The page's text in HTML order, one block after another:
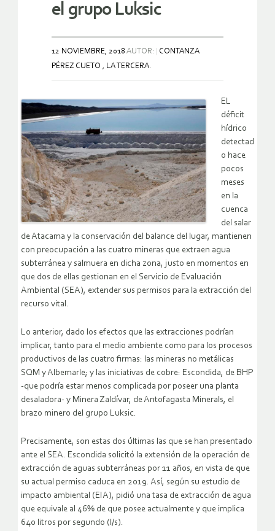
el grupo Luksic
12 NOVIEMBRE, 2018 AUTOR:
CONTANZA
PÉREZ CUETO , LA TERCERA.
EL
déficit
hídrico
detectad
o hace
pocos
meses
en la
cuenca
del salar
de Atacama y la conservación del balance del lugar, mantienen
con preocupación a las cuatro mineras que extraen agua
subterránea y salmuera en dicha zona, justo en momentos en
que dos de ellas gestionan en el Servicio de Evaluación
Ambiental (SEA), extender sus permisos para la extracción del
recurso vital.
Lo anterior, dado los efectos que las extracciones podrían
implicar, tanto para el medio ambiente como para los procesos
productivos de las cuatro firmas: las mineras no metálicas
SQM y Albemarle; y las iniciativas de cobre: Escondida, de BHP
-que podría estar menos complicada por poseer una planta
desaladora- y Minera Zaldívar, de Antofagasta Minerals, el
brazo minero del grupo Luksic.
Precisamente, son estas dos últimas las que se han presentado
ante el SEA. Escondida solicitó la extensión de la operación de
extracción de aguas subterráneas por 11 años, en vista de que
su actual permiso caduca en 2019. Así, según su estudio de
impacto ambiental (EIA), pidió una tasa de extracción de agua
que equivale al 46% de que posee actualmente y que implica
640 litros por segundo (l/s).